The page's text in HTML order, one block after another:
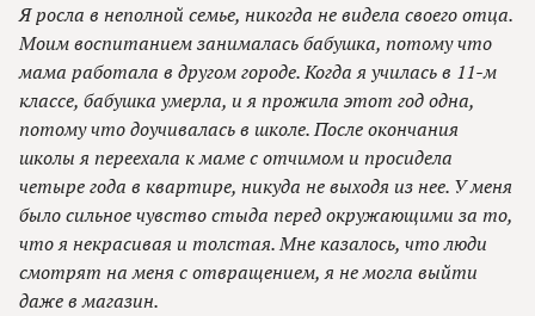
Я росла в неполной семье, никогда не видела своего отца.
Моим воспитанием занималась бабушка, потому что
мама работала в другом городе. Когда я училась в 11-м
классе, бабушка умерла, и я прожила этот год одна,
потому что доучивалась в школе. После окончания
школы я переехала к маме с отчимом и просидела
четыре года в квартире, никуда не выходя из нее. У меня
было сильное чувство стыда перед окружающими за то,
что я некрасивая и толстая. Мне казалось, что люди
смотрят на меня с отвращением, я не могла выйти
даже в магазин.